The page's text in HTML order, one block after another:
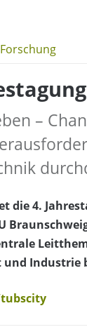
Forschung
–
die 4.
und Industrie